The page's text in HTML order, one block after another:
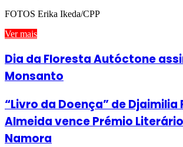
FOTOS Erika Ikeda/CPP
Ver mais
Dia da Floresta Autóctone
Monsanto
“Livro da Doença” de Djaimilia
Almeida vence Prémio
Namora